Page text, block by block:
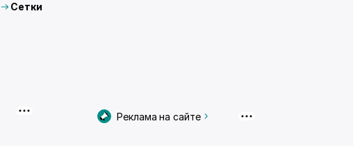
Сетки
Реклама на сайте